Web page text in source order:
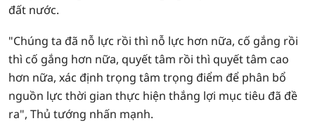
đất nước.
"Chúng ta đã nỗ lực rồi thì nỗ lực hơn nữa, cố gắng rồi
thì cố gắng hơn nữa, quyết tâm rồi thì quyết tâm cao
hơn nữa, xác định trọng tâm trọng điểm để phân bổ
nguồn lực thời gian thực hiện thắng lợi mục tiêu đã đề
ra", Thủ tướng nhấn mạnh.